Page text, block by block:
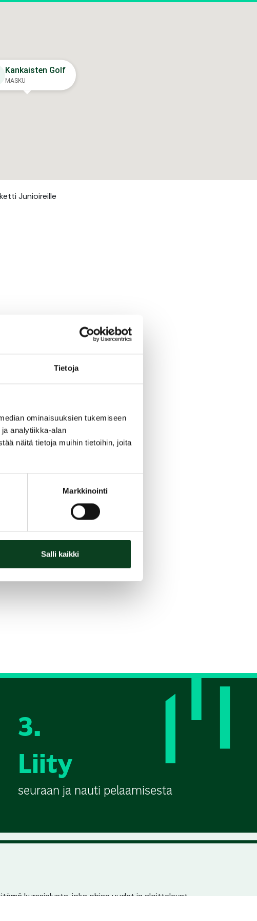
Tietoja
ominaisuuksien tukemiseen
analytiikka-alan
näitä tietoja muihin tietoihin, joita
Markkinointi
Salli kaikki
Kankaisten Golf
MASKU
Junioireille
3.
Liity
seuraan ja nauti pelaamisesta
kurssialusta, joka ohjaa uudet ja aloittelevat